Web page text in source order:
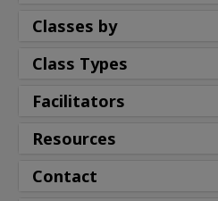
Classes by
Class Types
Facilitators
Resources
Contact